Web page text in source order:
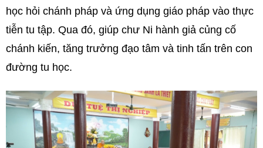
học hỏi chánh pháp và ứng dụng giáo pháp vào thực
tiễn tu tập. Qua đó, giúp chư Ni hành giả củng cố
chánh kiến, tăng trưởng đạo tâm và tinh tấn trên con
đường tu học.